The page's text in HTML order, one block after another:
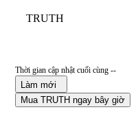
TRUTH
Thời gian cập nhật cuối cùng --
Làm mới
Mua TRUTH ngay bây giờ